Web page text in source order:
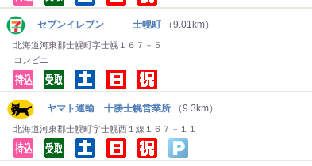
セブンイレブン 士幌町 （9.01km）
北海道河東郡士幌町字士幌１６７－５
コンビニ
ヤマト運輸 十勝士幌営業所 （9.3km）
北海道河東郡士幌町字士幌西１線１６７－１１